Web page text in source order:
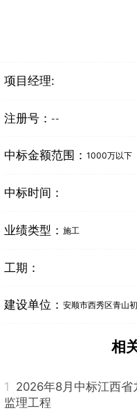
项目经理:
注册号： --
中标金额范围： 1000万以下
中标时间：
业绩类型： 施工
工期：
建设单位： 安顺市西秀区青山
相
1 2026年8月中标江西省
监理工程